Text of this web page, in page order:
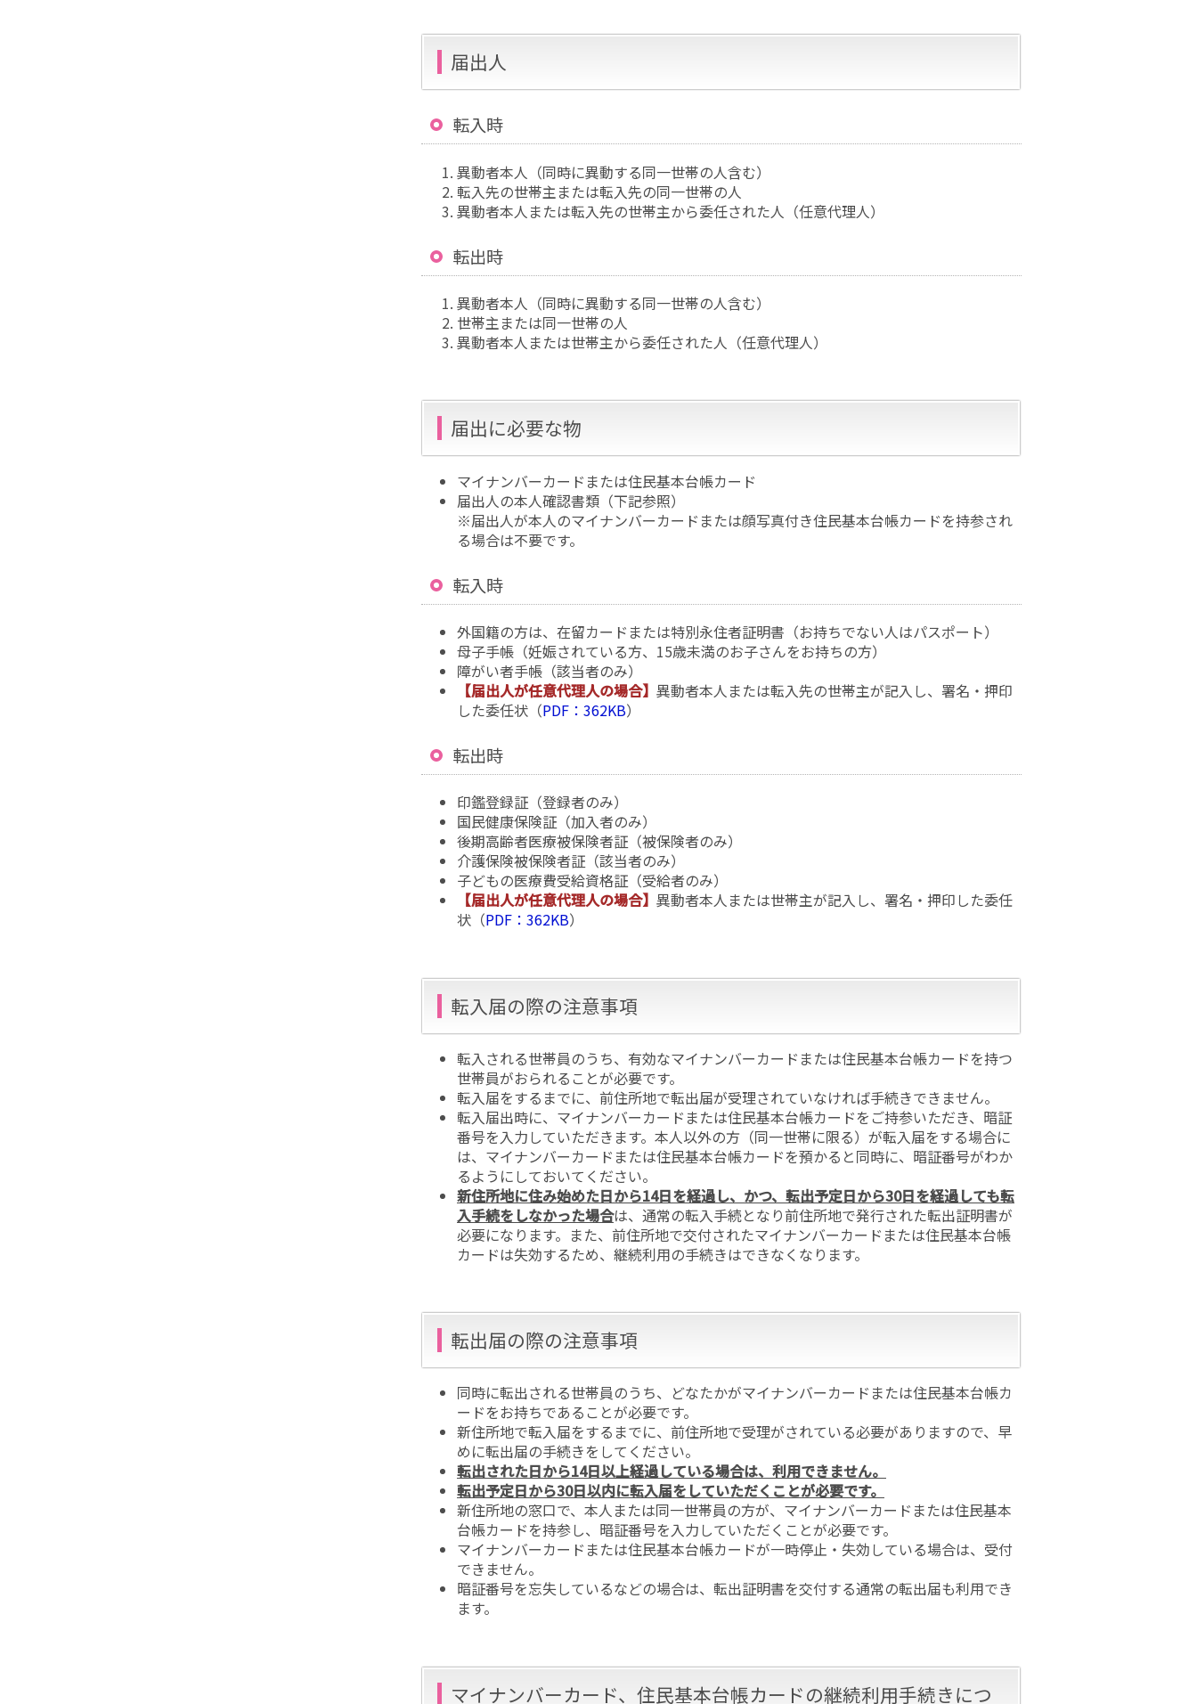
届出人
転入時
異動者本人（同時に異動する同一世帯の人含む）
転入先の世帯主または転入先の同一世帯の人
異動者本人または転入先の世帯主から委任された人（任意代理人）
転出時
異動者本人（同時に異動する同一世帯の人含む）
世帯主または同一世帯の人
異動者本人または世帯主から委任された人（任意代理人）
届出に必要な物
マイナンバーカードまたは住民基本台帳カード
届出人の本人確認書類（下記参照）
※届出人が本人のマイナンバーカードまたは顔写真付き住民基本台帳カードを持参され
る場合は不要です。
転入時
外国籍の方は、在留カードまたは特別永住者証明書（お持ちでない人はパスポート）
母子手帳（妊娠されている方、15歳未満のお子さんをお持ちの方）
障がい者手帳（該当者のみ）
【届出人が任意代理人の場合】 異動者本人または転入先の世帯主が記入し、署名・押印
した委任状（PDF：362KB）
転出時
印鑑登録証（登録者のみ）
国民健康保険証（加入者のみ）
後期高齢者医療被保険者証（被保険者のみ）
介護保険被保険者証（該当者のみ）
子どもの医療費受給資格証（受給者のみ）
【届出人が任意代理人の場合】 異動者本人または世帯主が記入し、署名・押印した委任
状（PDF：362KB）
転入届の際の注意事項
転入される世帯員のうち、有効なマイナンバーカードまたは住民基本台帳カードを持つ
世帯員がおられることが必要です。
転入届をするまでに、前住所地で転出届が受理されていなければ手続きできません。
転入届出時に、マイナンバーカードまたは住民基本台帳カードをご持参いただき、暗証
番号を入力していただきます。本人以外の方（同一世帯に限る）が転入届をする場合に
は、マイナンバーカードまたは住民基本台帳カードを預かると同時に、暗証番号がわか
るようにしておいてください。
新住所地に住み始めた日から14日を経過し、かつ、転出予定日から30日を経過しても転
入手続をしなかった場合は、通常の転入手続となり前住所地で発行された転出証明書が
必要になります。また、前住所地で交付されたマイナンバーカードまたは住民基本台帳
カードは失効するため、継続利用の手続きはできなくなります。
転出届の際の注意事項
同時に転出される世帯員のうち、どなたかがマイナンバーカードまたは住民基本台帳カ
ードをお持ちであることが必要です。
新住所地で転入届をするまでに、前住所地で受理がされている必要がありますので、早
めに転出届の手続きをしてください。
転出された日から14日以上経過している場合は、利用できません。
転出予定日から30日以内に転入届をしていただくことが必要です。
新住所地の窓口で、本人または同一世帯員の方が、マイナンバーカードまたは住民基本
台帳カードを持参し、暗証番号を入力していただくことが必要です。
マイナンバーカードまたは住民基本台帳カードが一時停止・失効している場合は、受付
できません。
暗証番号を忘失しているなどの場合は、転出証明書を交付する通常の転出届も利用でき
ます。
マイナンバーカード、住民基本台帳カードの継続利用手続きにつ